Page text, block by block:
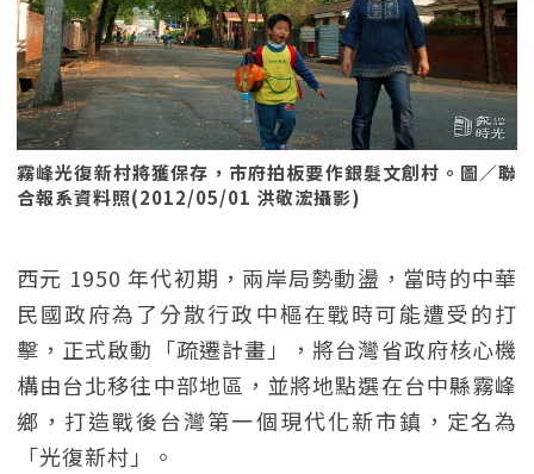
霧峰光復新村將獲保存，市府拍板要作銀髮文創村。圖／聯
合報系資料照(2012/05/01 洪敬浤攝影)
西元 1950 年代初期，兩岸局勢動盪，當時的中華
民國政府為了分散行政中樞在戰時可能遭受的打
擊，正式啟動「疏遷計畫」，將台灣省政府核心機
構由台北移往中部地區，並將地點選在台中縣霧峰
鄉，打造戰後台灣第一個現代化新市鎮，定名為
「光復新村」。